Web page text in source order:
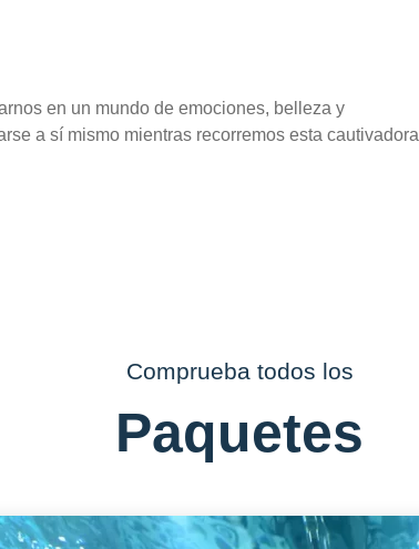
en un mundo de emociones, belleza y
a sí mismo mientras recorremos esta cautivadora
Comprueba todos los
Paquetes